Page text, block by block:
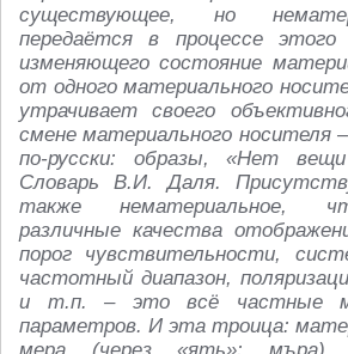
существующее, но
передаётся в процессе этого
изменяющего состояние
от одного материального
утрачивает своего
смене материального носителя
по-русски: образы, «Нет
Словарь В.И. Даля.
также нематериальное,
различные качества
порог чувствительности,
частотный диапазон,
и т.п. – это всё частные
параметров. И эта троица: